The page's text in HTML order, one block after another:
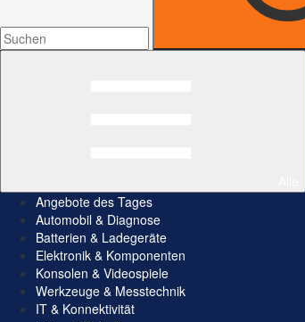
Angebote des Tages
Automobil & Diagnose
Batterien & Ladegeräte
Elektronik & Komponenten
Konsolen & Videospiele
Werkzeuge & Messtechnik
IT & Konnektivität